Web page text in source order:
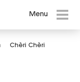
Menu
Chèri Chèri
Menu